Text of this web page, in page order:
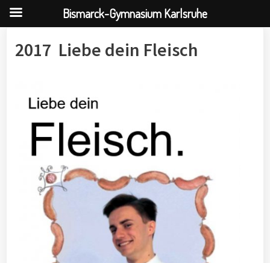
2017 Liebe dein Fleisch
Bismarck-Gymnasium Karlsruhe